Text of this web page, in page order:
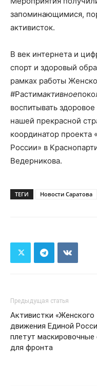
запоминающимися,
активисток.
В век интернета и
спорт и здоровый
рамках работы
#Растимактивное
воспитывать
нашей прекрасной
координатор
России» в
Ведерникова.
ТЕГИ Новости Саратова
Предыдущая статья
Активистки «Женского
движения Единой
плетут маскировочные
для фронта